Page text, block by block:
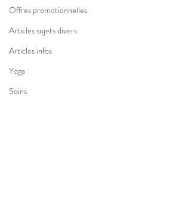
Offres promotionnelles
Articles sujets divers
Articles infos
Yoga
Soins